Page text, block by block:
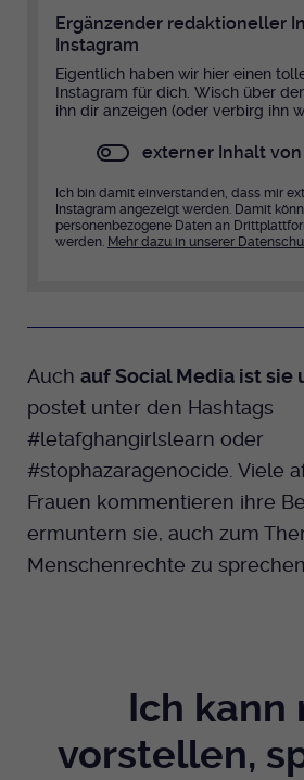
Ergänzender redaktioneller
Instagram
Eigentlich haben wir hier einen
Instagram für dich. Wisch über
ihn dir anzeigen (oder verbirg ihn
externer Inhalt
Ich bin damit einverstanden, dass mir
Instagram angezeigt werden. Damit
personenbezogene Daten an
werden. Mehr dazu in unserer
Auch auf Social Media ist sie
postet unter den Hashtags
#letafghangirlslearn oder
#stophazaragenocide. Viele
Frauen kommentieren ihre
ermuntern sie, auch zum
Menschenrechte zu sprechen.
Ich kann
vorstellen,